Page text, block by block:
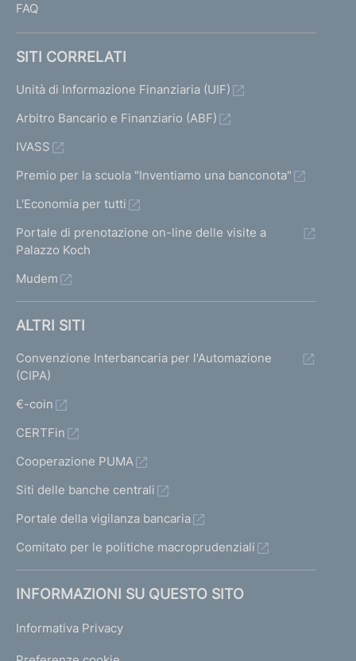
FAQ
SITI CORRELATI
Unità di Informazione Finanziaria (UIF)
Arbitro Bancario e Finanziario (ABF)
IVASS
Premio per la scuola "Inventiamo una banconota"
L'Economia per tutti
Portale di prenotazione on-line delle visite a
Palazzo Koch
Mudem
ALTRI SITI
Convenzione Interbancaria per l'Automazione
(CIPA)
€-coin
CERTFin
Cooperazione PUMA
Siti delle banche centrali
Portale della vigilanza bancaria
Comitato per le politiche macroprudenziali
INFORMAZIONI SU QUESTO SITO
Informativa Privacy